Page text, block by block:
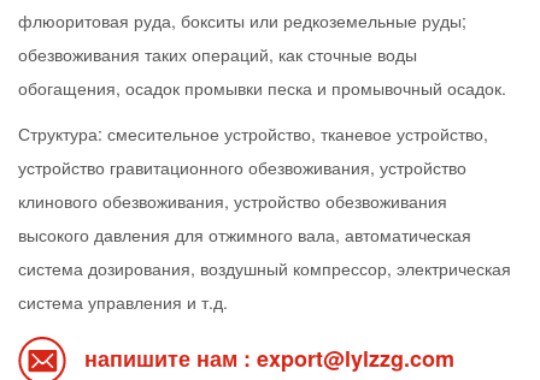
флюоритовая руда, бокситы или редкоземельные руды;
обезвоживания таких операций, как сточные воды
обогащения, осадок промывки песка и промывочный осадок.
Структура: смесительное устройство, тканевое устройство,
устройство гравитационного обезвоживания, устройство
клинового обезвоживания, устройство обезвоживания
высокого давления для отжимного вала, автоматическая
система дозирования, воздушный компрессор, электрическая
система управления и т.д.
напишите нам : export@lylzzg.com